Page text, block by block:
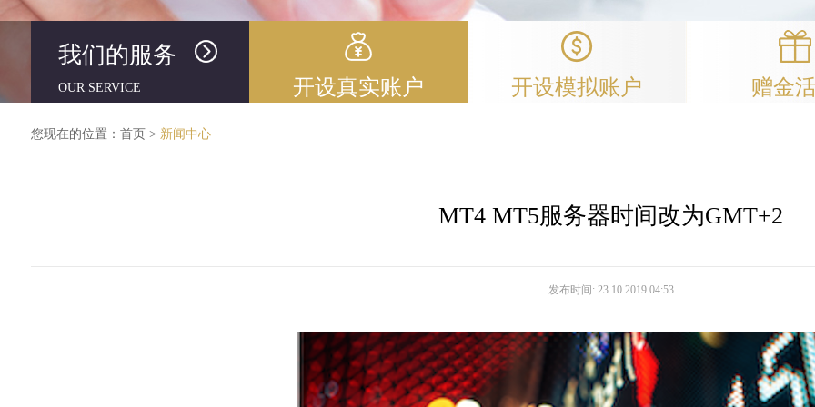
我们的服务
OUR SERVICE 开设真实账户 开设模拟账户 赠金
您现在的位置： 首页 > 新闻中心
MT4 MT5服务器时间改为GMT+2
发布时间: 23.10.2019 04:53